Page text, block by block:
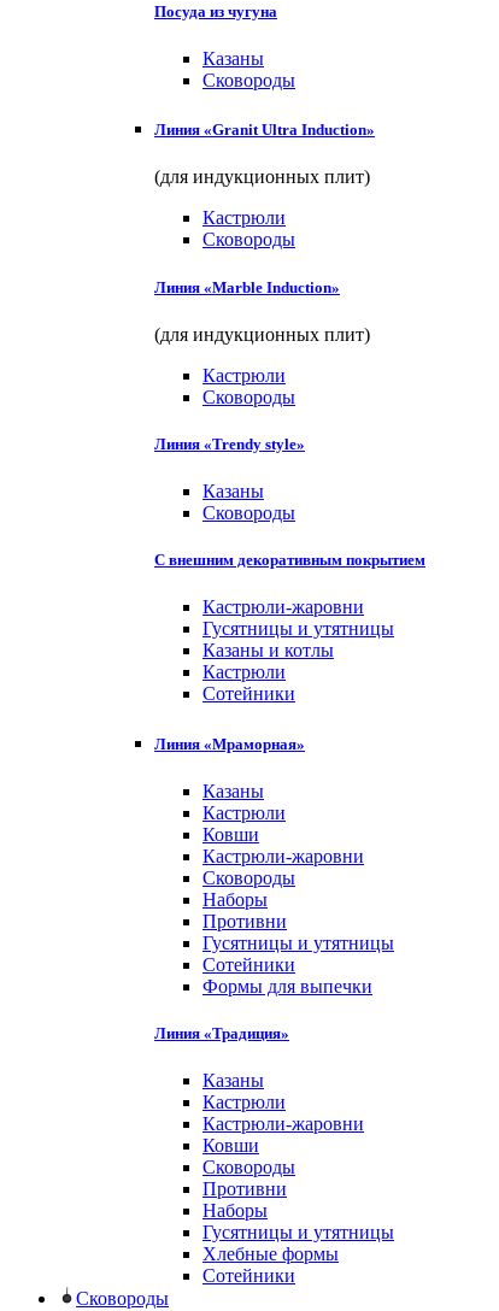
Посуда из чугуна
Казаны
Сковороды
Линия «Granit Ultra Induction»
(для индукционных плит)
Кастрюли
Сковороды
Линия «Marble Induction»
(для индукционных плит)
Кастрюли
Сковороды
Линия «Trendy style»
Казаны
Сковороды
С внешним декоративным покрытием
Кастрюли-жаровни
Гусятницы и утятницы
Казаны и котлы
Кастрюли
Сотейники
Линия «Мраморная»
Казаны
Кастрюли
Ковши
Кастрюли-жаровни
Сковороды
Наборы
Противни
Гусятницы и утятницы
Сотейники
Формы для выпечки
Линия «Традиция»
Казаны
Кастрюли
Кастрюли-жаровни
Ковши
Сковороды
Противни
Наборы
Гусятницы и утятницы
Хлебные формы
Сотейники
Сковороды